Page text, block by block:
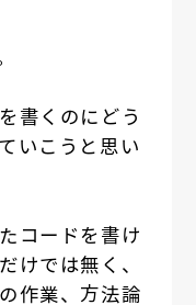
書くのにどう
いこうと思い
コードを書け
けでは無く、
作業、方法論